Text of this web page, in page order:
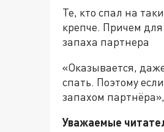
Те, кто спал на
крепче. Причем
запаха партнера
«Оказывается,
спать. Поэтому
запахом
Уважаемые